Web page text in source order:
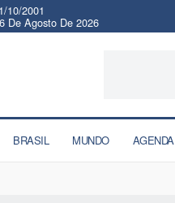
10/2001
De Agosto De 2026
BRASIL MUNDO AGENDA